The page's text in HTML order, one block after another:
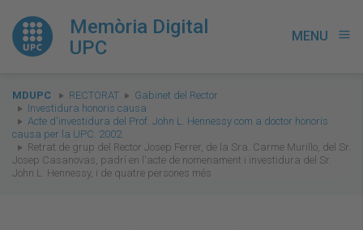
Memòria Digital
UPC
MENU menu
You
are
here:
MDUPC RECTORAT
Gabinet del Rector
Investidura honoris causa
Acte d'investidura del Prof. John L. Hennessy com a doctor honoris
causa per la UPC. 2002.
Retrat de grup del Rector Josep Ferrer, de la Sra. Carme Murillo, del Sr.
Josep Casanovas, padrí en l'acte de nomenament i investidura del Sr.
John L. Hennessy, i de quatre persones més